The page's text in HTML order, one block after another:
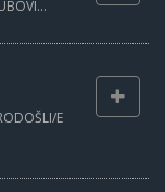
E